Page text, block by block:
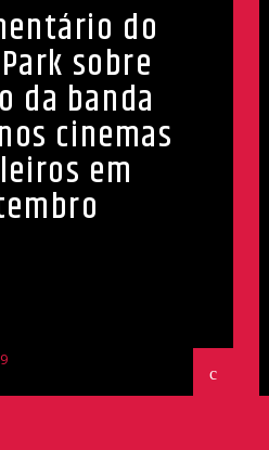
do
sobre
da banda
cinemas
em